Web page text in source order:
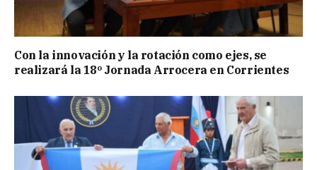
Con la innovación y la rotación como ejes, se
realizará la 18º Jornada Arrocera en Corrientes